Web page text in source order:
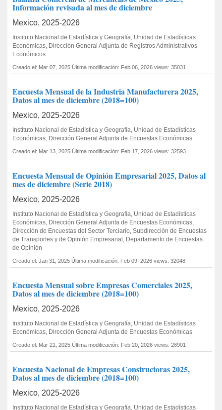
Información revisada al mes de diciembre
Mexico, 2025-2026
Instituto Nacional de Estadística y Geografía, Unidad de Estadísticas
Económicas, Dirección General Adjunta de Registros Administrativos
Económicos
Creado el: Mar 07, 2025 Última modificación: Feb 06, 2026 views: 35031
Encuesta Mensual de la Industria Manufacturera 2025,
Datos al mes de diciembre (2018=100)
Mexico, 2025-2026
Instituto Nacional de Estadística y Geografía, Unidad de Estadísticas
Económicas, Dirección General Adjunta de Encuestas Económicas
Creado el: Mar 13, 2025 Última modificación: Feb 17, 2026 views: 32593
Encuesta Mensual de Opinión Empresarial 2025, Datos al
mes de diciembre (Serie 2018)
Mexico, 2025-2026
Instituto Nacional de Estadística y Geografía, Unidad de Estadísticas
Económicas, Dirección General Adjunta de Encuestas Económicas,
Dirección de Encuestas del Sector Terciario, Subdirección de Encuestas
de Transportes y de Opinión Empresarial, Departamento de Encuestas
de Opinión
Creado el: Jan 31, 2025 Última modificación: Feb 09, 2026 views: 32048
Encuesta Mensual sobre Empresas Comerciales 2025,
Datos al mes de diciembre (2018=100)
Mexico, 2025-2026
Instituto Nacional de Estadística y Geografía, Unidad de Estadísticas
Económicas, Dirección General Adjunta de Encuestas Económicas
Creado el: Mar 21, 2025 Última modificación: Feb 20, 2026 views: 28901
Encuesta Nacional de Empresas Constructoras 2025,
Datos al mes de diciembre (2018=100)
Mexico, 2025-2026
Instituto Nacional de Estadística y Geografía, Unidad de Estadísticas